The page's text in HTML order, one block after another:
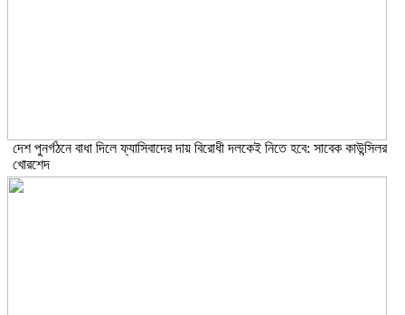
দেশ পুনর্গঠনে বাধা দিলে ফ্যাসিবাদের দায় বিরোধী দলকেই নিতে হবে: সাবেক কাউন্সিলর
খোরশেদ